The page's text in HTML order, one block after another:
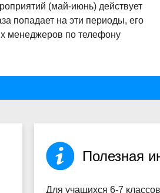
(май-июнь) действует
попадает на эти периоды, его
менеджеров по телефону
Полезная
Для учащихся 6-7 классов